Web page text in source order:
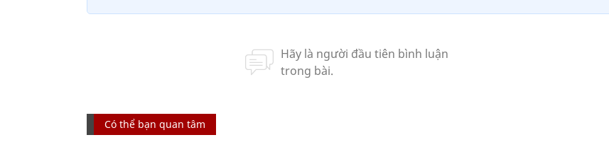
Có thể bạn quan tâm